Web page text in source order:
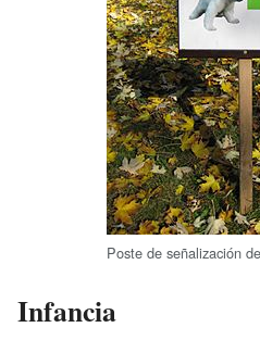
Poste de señalización
Infancia